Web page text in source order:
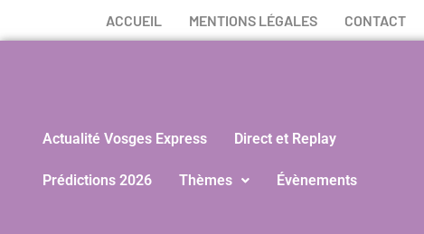
ACCUEIL MENTIONS LÉGALES CONTACT
Actualité Vosges Express Direct et Replay
Prédictions 2026 Thèmes Évènements